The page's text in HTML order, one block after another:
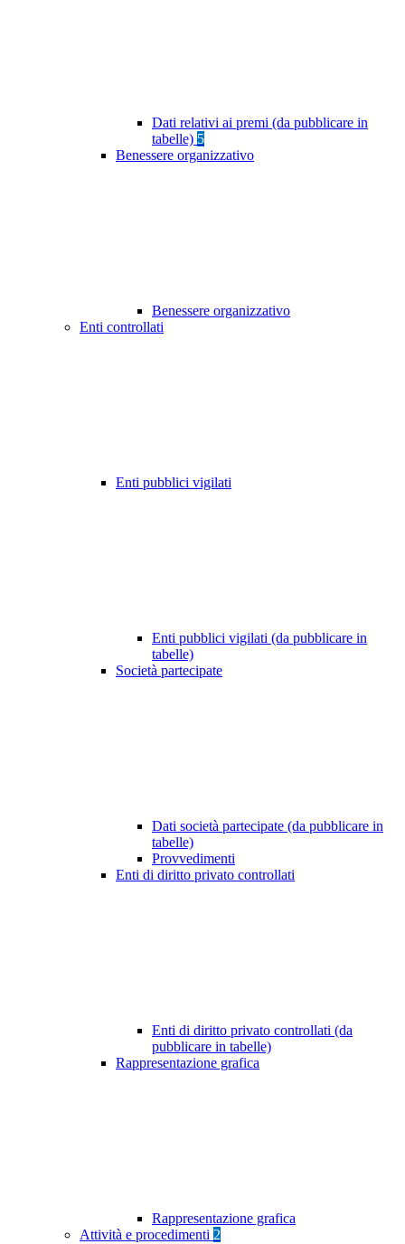
Dati relativi ai premi (da pubblicare in
tabelle) 5
Benessere organizzativo
Benessere organizzativo
Enti controllati
Enti pubblici vigilati
Enti pubblici vigilati (da pubblicare in
tabelle)
Società partecipate
Dati società partecipate (da pubblicare in
tabelle)
Provvedimenti
Enti di diritto privato controllati
Enti di diritto privato controllati (da
pubblicare in tabelle)
Rappresentazione grafica
Rappresentazione grafica
Attività e procedimenti 2